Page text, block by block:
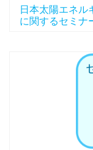
日本太陽エネル
に関するセミナ